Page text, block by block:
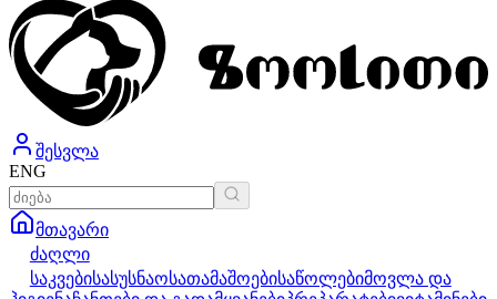
შესვლა
ENG
მთავარი
ძაღლი
საკვებისასუსნაოსათამაშოებისაწოლებიმოვლა და